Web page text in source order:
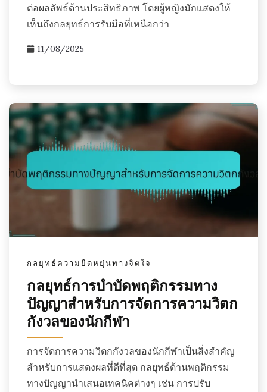
ต่อผลลัพธ์ด้านประสิทธิภาพ โดยผู้หญิงมักแสดงให้
เห็นถึงกลยุทธ์การรับมือที่เหนือกว่า
11/08/2025
กลยุทธ์ความยืดหยุ่นทางจิตใจ
กลยุทธ์การบำบัดพฤติกรรมทาง
ปัญญาสำหรับการจัดการความวิตก
กังวลของนักกีฬา
การจัดการความวิตกกังวลของนักกีฬาเป็นสิ่งสำคัญ
สำหรับการแสดงผลที่ดีที่สุด กลยุทธ์ด้านพฤติกรรม
ทางปัญญานำเสนอเทคนิคต่างๆ เช่น การปรับ